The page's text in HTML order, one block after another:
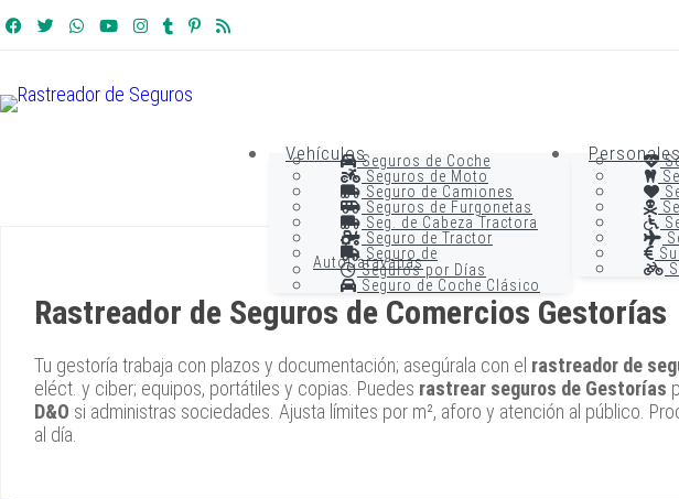
VehículosSeguros de Coche
Seguros de Moto
Seguro de Camiones
Seguros de Furgonetas
Seg. de Cabeza Tractora
Seguro de Tractor
Seguro de
AutoCaravanas
Seguros por Días
Seguro de Coche Clásico
Rastreador de Seguros de Comercios Gestorías
Tu gestoría trabaja con plazos y documentación; asegúrala con el rastreador de
eléct. y ciber; equipos, portátiles y copias. Puedes rastrear seguros de Gestorías
D&O si administras sociedades. Ajusta límites por m², aforo y atención al público.
al día.